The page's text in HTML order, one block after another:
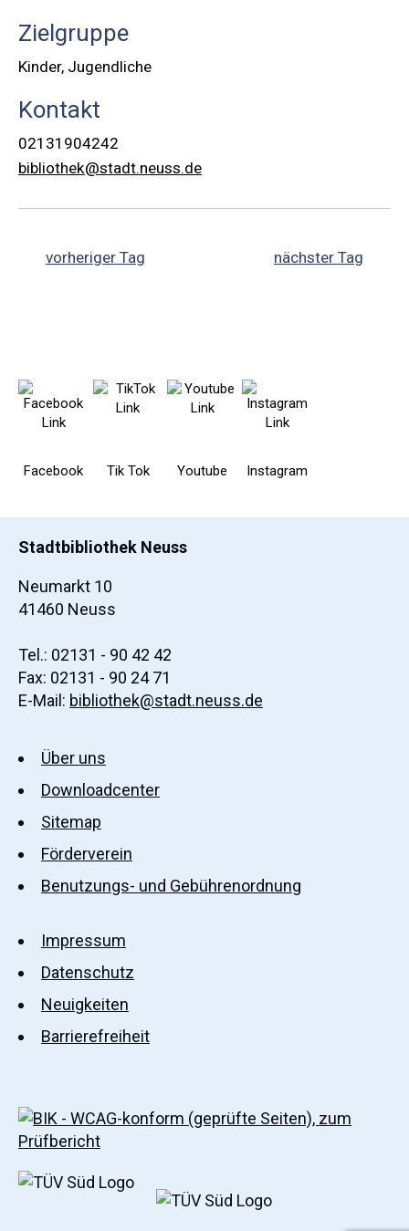
Zielgruppe
Kinder, Jugendliche
Kontakt
02131904242
bibliothek@stadt.neuss.de
vorheriger Tag nächster Tag
Facebook Tik Tok Youtube Instagram
Stadtbibliothek Neuss
Neumarkt 10
41460 Neuss
Tel.: 02131 - 90 42 42
Fax: 02131 - 90 24 71
E-Mail: bibliothek@stadt.neuss.de
Über uns
Downloadcenter
Sitemap
Förderverein
Benutzungs- und Gebührenordnung
Impressum
Datenschutz
Neuigkeiten
Barrierefreiheit